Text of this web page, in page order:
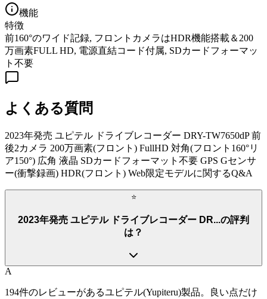
機能
特徴
前160°のワイド記録, フロントカメラはHDR機能搭載＆200
万画素FULL HD, 電源直結コード付属, SDカードフォーマッ
ト不要
よくある質問
2023年発売 ユピテル ドライブレコーダー DRY-TW7650dP 前
後2カメラ 200万画素(フロント) FullHD 対角(フロント160°リ
ア150°) 広角 液晶 SDカードフォーマット不要 GPS Gセンサ
ー(衝撃録画) HDR(フロント) Web限定モデルに関するQ&A
⭐
2023年発売 ユピテル ドライブレコーダー DR...の評判
は？
A
194件のレビューがあるユピテル(Yupiteru)製品。良い点だけ